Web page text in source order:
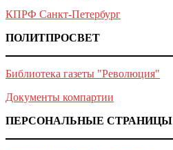
КПРФ Санкт-Петербург
ПОЛИТПРОСВЕТ
Библиотека газеты "Революция"
Документы компартии
ПЕРСОНАЛЬНЫЕ СТРАНИЦЫ